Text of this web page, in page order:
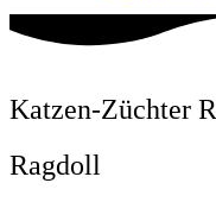
Katzen-Züchter
Ragdoll